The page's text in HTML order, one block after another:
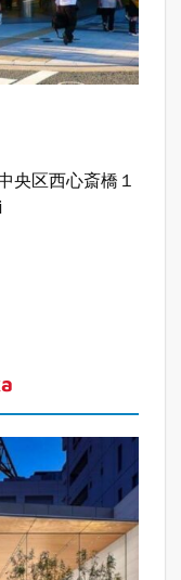
央区西心斎橋１